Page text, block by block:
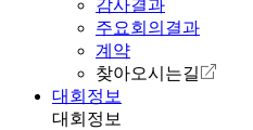
감사결과
주요회의결과
계약
찾아오시는길
대회정보
대회정보